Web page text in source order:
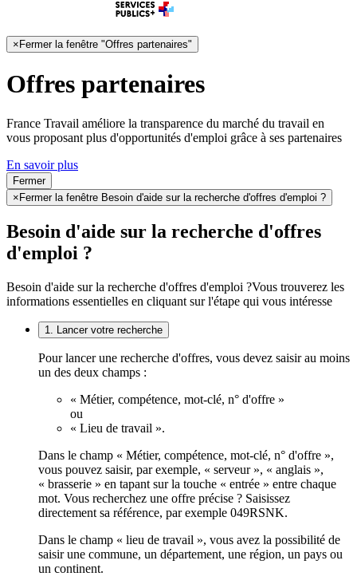
×Fermer la fenêtre "Offres partenaires"
Offres partenaires
France Travail améliore la transparence du marché du travail en
vous proposant plus d'opportunités d'emploi grâce à ses partenaires
En savoir plus
Fermer
×Fermer la fenêtre Besoin d'aide sur la recherche d'offres d'emploi ?
Besoin d'aide sur la recherche d'offres
d'emploi ?
Besoin d'aide sur la recherche d'offres d'emploi ?Vous trouverez les
informations essentielles en cliquant sur l'étape qui vous intéresse
1. Lancer votre recherche
Pour lancer une recherche d'offres, vous devez saisir au moins
un des deux champs :
« Métier, compétence, mot-clé, n° d'offre »
ou
« Lieu de travail ».
Dans le champ « Métier, compétence, mot-clé, n° d'offre »,
vous pouvez saisir, par exemple, « serveur », « anglais »,
« brasserie » en tapant sur la touche « entrée » entre chaque
mot. Vous recherchez une offre précise ? Saisissez
directement sa référence, par exemple 049RSNK.
Dans le champ « lieu de travail », vous avez la possibilité de
saisir une commune, un département, une région, un pays ou
un continent.